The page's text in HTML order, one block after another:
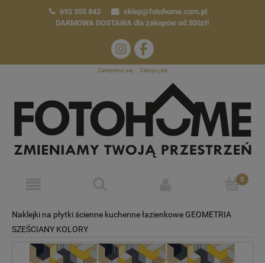
692 355 843
sklep@fotohome.com.pl
DARMOWA DOSTAWA dla zakupów od 300zł!
Zarejestruj się Zaloguj się
Naklejki na płytki ścienne kuchenne łazienkowe GEOMETRIA
SZEŚCIANY KOLORY